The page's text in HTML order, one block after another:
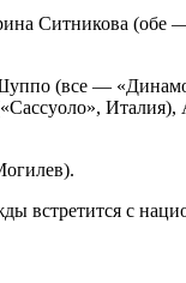
Ситникова
(все —
встретится с